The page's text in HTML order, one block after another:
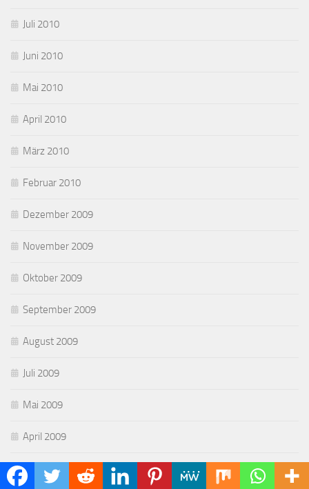
Juli 2010
Juni 2010
Mai 2010
April 2010
März 2010
Februar 2010
Dezember 2009
November 2009
Oktober 2009
September 2009
August 2009
Juli 2009
Mai 2009
April 2009
März 2009